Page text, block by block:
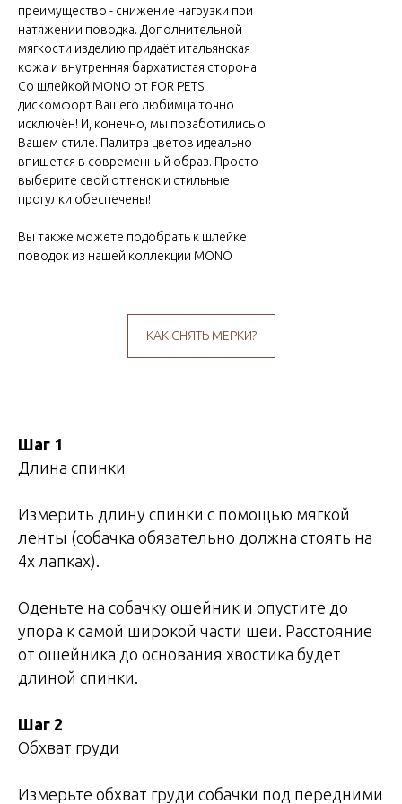
преимущество - снижение нагрузки при
натяжении поводка. Дополнительной
мягкости изделию придаёт итальянская
кожа и внутренняя бархатистая сторона.
Со шлейкой MONO от FOR PETS
дискомфорт Вашего любимца точно
исключён! И, конечно, мы позаботились о
Вашем стиле. Палитра цветов идеально
впишется в современный образ. Просто
выберите свой оттенок и стильные
прогулки обеспечены!
Вы также можете подобрать к шлейке
поводок из нашей коллекции MONO
КАК СНЯТЬ МЕРКИ?
Шаг 1
Длина спинки
Измерить длину спинки с помощью мягкой
ленты (собачка обязательно должна стоять на
4х лапках).
Оденьте на собачку ошейник и опустите до
упора к самой широкой части шеи. Расстояние
от ошейника до основания хвостика будет
длиной спинки.
Шаг 2
Обхват груди
Измерьте обхват груди собачки под передними